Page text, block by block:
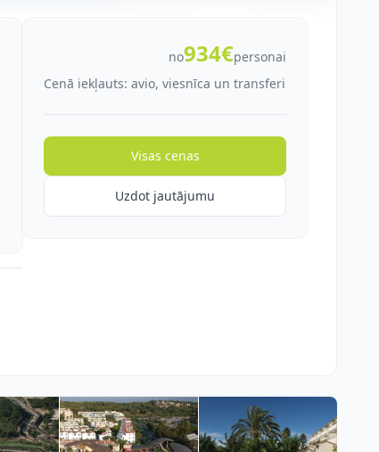
no934€personai
Cenā iekļauts: avio, viesnīca un transferi
Visas cenas
Uzdot jautājumu